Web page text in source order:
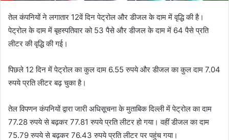
तेल कंपनियों ने लगातार 12वें दिन पेट्रोल और डीजल के दाम में वृद्धि की है।
पेट्रोल के दाम में बृहस्पतिवार को 53 पैसे और डीजल के दाम में 64 पैसे प्रति
लीटर की वृद्धि की गई।
पिछले 12 दिन में पेट्रोल का कुल दाम 6.55 रुपये और डीजल का कुल दाम 7.04
रुपये प्रति लीटर बढ़ चुका है।
तेल विपणन कंपनियों द्वारा जारी अधिसूचना के मुताबिक दिल्ली में पेट्रोल का दाम
77.28 रुपये से बढ़कर 77.81 रुपये प्रति लीटर हो गया। वहीं डीजल का दाम
75.79 रुपये से बढ़कर 76.43 रुपये प्रति लीटर पर पहुंच गया।